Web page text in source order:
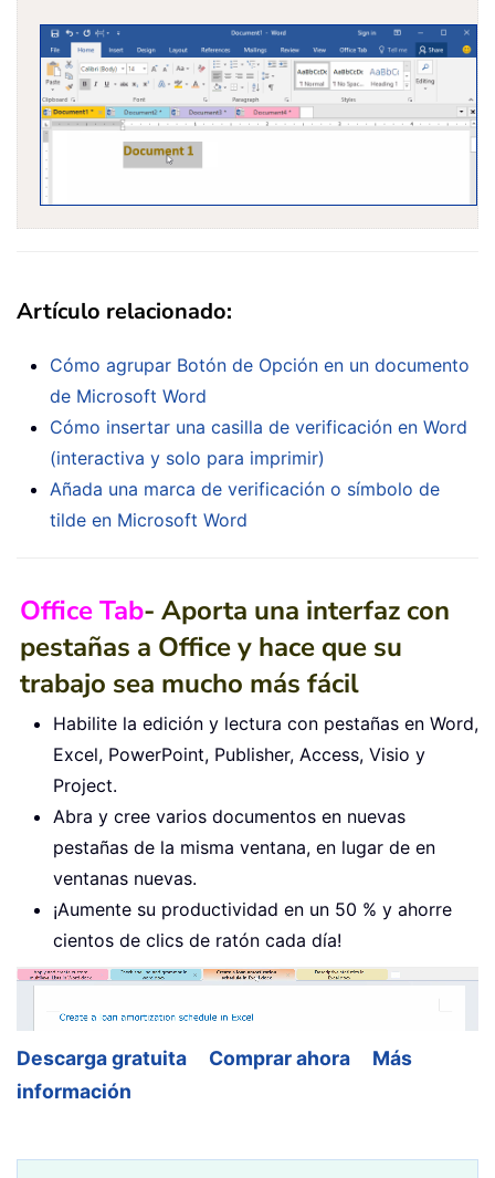
Artículo relacionado:
Cómo agrupar Botón de Opción en un documento
de Microsoft Word
Cómo insertar una casilla de verificación en Word
(interactiva y solo para imprimir)
Añada una marca de verificación o símbolo de
tilde en Microsoft Word
Office Tab- Aporta una interfaz con
pestañas a Office y hace que su
trabajo sea mucho más fácil
Habilite la edición y lectura con pestañas en Word,
Excel, PowerPoint, Publisher, Access, Visio y
Project.
Abra y cree varios documentos en nuevas
pestañas de la misma ventana, en lugar de en
ventanas nuevas.
¡Aumente su productividad en un 50 % y ahorre
cientos de clics de ratón cada día!
Descarga gratuita Comprar ahora
Más
información